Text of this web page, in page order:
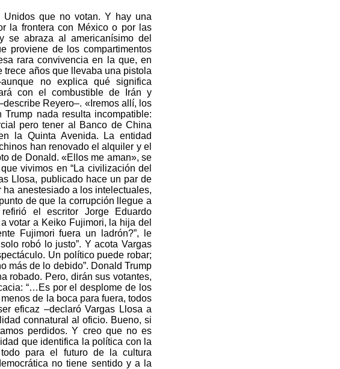
Unidos que no votan. Y hay una
la frontera con México o por las
se abraza al americanísimo del
proviene de los compartimentos
rara convivencia en la que, en
años que llevaba una pistola
no explica qué significa
con el combustible de Irán y
Reyero–. «Iremos allí, los
nada resulta incompatible:
pero tener al Banco de China
la Quinta Avenida. La entidad
han renovado el alquiler y el
de Donald. «Ellos me aman», se
vivimos en “La civilización del
Llosa, publicado hace un par de
anestesiado a los intelectuales,
de que la corrupción llegue a
el escritor Jorge Eduardo
votar a Keiko Fujimori, la hija del
Fujimori fuera un ladrón?”, le
robó lo justo”. Y acota Vargas
Un político puede robar;
más de lo debido”. Donald Trump
robado. Pero, dirán sus votantes,
“…Es por el desplome de los
de la boca para fuera, todos
eficaz –declaró Vargas Llosa a
connatural al oficio. Bueno, si
perdidos. Y creo que no es
que identifica la política con la
para el futuro de la cultura
no tiene sentido y a la